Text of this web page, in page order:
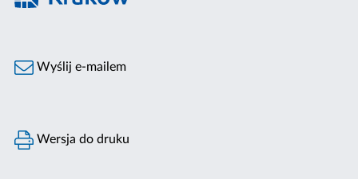
Wyślij e-mailem
Wersja do druku